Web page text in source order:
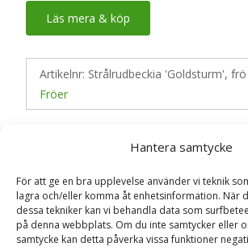
Hantera samtycke
För att ge en bra upplevelse använder vi teknik
lagra och/eller komma åt enhetsinformation. När
dessa tekniker kan vi behandla data som
på denna webbplats. Om du inte samtycker eller
samtycke kan detta påverka vissa funktioner
Läs mera & köp
Artikelnr: Strålrudbeckia 'Goldsturm', frö
Fröer
Recensioner (0)
Recensioner